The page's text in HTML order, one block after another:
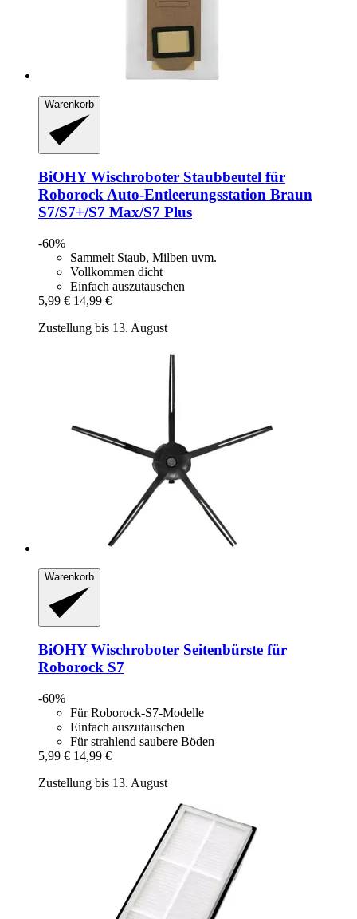
Warenkorb
BiOHYWischroboter Staubbeutel für
Roborock Auto-​Entleerungsstation Braun
S7/S7+/S7 Max/S7 Plus
-60%
Sammelt Staub, Milben uvm.
Vollkommen dicht
Einfach auszutauschen
5,99 € 14,99 €
Zustellung bis 13. August
Warenkorb
BiOHYWischroboter Seitenbürste für
Roborock S7
-60%
Für Roborock-S7-Modelle
Einfach auszutauschen
Für strahlend saubere Böden
5,99 € 14,99 €
Zustellung bis 13. August